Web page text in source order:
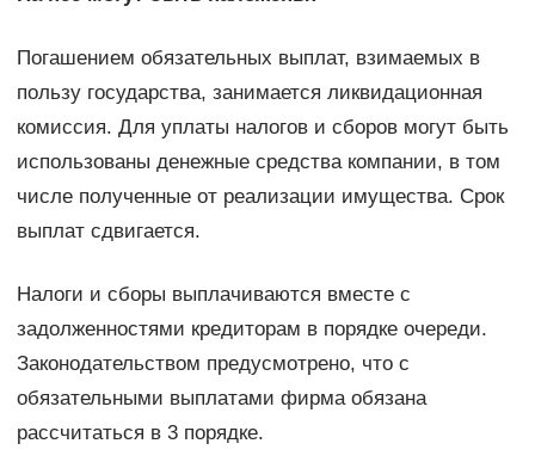
Погашением обязательных выплат, взимаемых в
пользу государства, занимается ликвидационная
комиссия. Для уплаты налогов и сборов могут быть
использованы денежные средства компании, в том
числе полученные от реализации имущества. Срок
выплат сдвигается.
Налоги и сборы выплачиваются вместе с
задолженностями кредиторам в порядке очереди.
Законодательством предусмотрено, что с
обязательными выплатами фирма обязана
рассчитаться в 3 порядке.